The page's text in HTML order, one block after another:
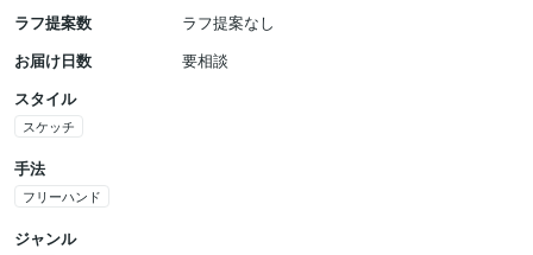
ラフ提案数
ラフ提案なし
お届け日数
要相談
スタイル
スケッチ
手法
フリーハンド
ジャンル